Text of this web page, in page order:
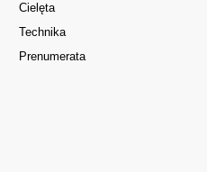
Cielęta
Technika
Prenumerata